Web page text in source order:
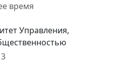
время
Управления,